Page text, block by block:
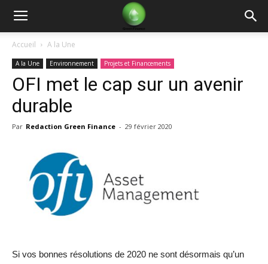
Green
Finance
Accueil A la Une
A la Une Environnement Projets et Financements
OFI met le cap sur un avenir
durable
Par Redaction Green Finance - 29 février 2020
Si vos bonnes résolutions de 2020 ne sont désormais qu’un